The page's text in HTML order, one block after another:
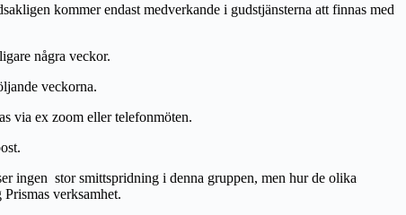
kommer endast medverkande i gudstjänsterna att finnas med
några veckor.
veckorna.
via ex zoom eller telefonmöten.
ingen stor smittspridning i denna gruppen, men hur de olika
verksamhet.